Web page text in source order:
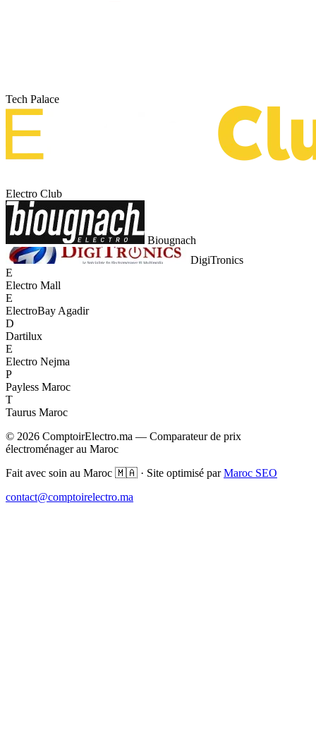
Tech Palace
Electro Club
Biougnach
DigiTronics
E
Electro Mall
E
ElectroBay Agadir
D
Dartilux
E
Electro Nejma
P
Payless Maroc
T
Taurus Maroc
© 2026 ComptoirElectro.ma — Comparateur de prix
électroménager au Maroc
Fait avec soin au Maroc 🇲🇦 · Site optimisé parMaroc SEO
contact@comptoirelectro.ma